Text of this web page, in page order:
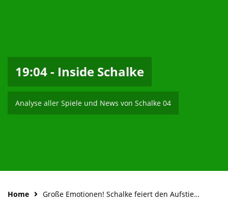
19:04 - Inside Schalke
Analyse aller Spiele und News von Schalke 04
Home Große Emotionen! Schalke feiert den Aufstieg | Wer fährt zur WM? Kommt Kolasinac? | 19:04-Talk